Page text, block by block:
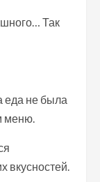
Так
еда не была
меню.
вкусностей.